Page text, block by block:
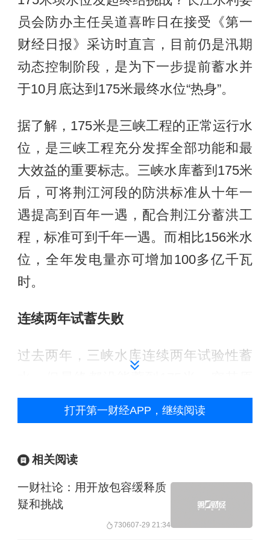
员会防办主任吴道喜昨日在接受《第一
财经日报》采访时直言，目前仍是汛期
动态控制阶段，是为下一步提前蓄水并
于10月底达到175米最终水位“热身”。
据了解，175米是三峡工程的正常运行水
位，是三峡工程充分发挥全部功能和最
大效益的重要标志。三峡水库蓄到175米
后，可将荆江河段的防洪标准从十年一
遇提高到百年一遇，配合荆江分蓄洪工
程，标准可到千年一遇。而相比156米水
位，全年发电量亦可增加100多亿千瓦
时。
连续两年试蓄失败
过去两年，三峡水库连续两年试验性蓄
因，陆佑楣近日在接受《三峡工程报》
专访时分析道，2008年蓄水过程中，水
水库水位达到172米时暂停了继续上升水
位。
2009年是长江罕见的枯水年，为缓解下
打开第一财经APP，继续阅读
相关阅读
一财社论：用开放包容缓释质
疑和挑战
730607-29 21:34